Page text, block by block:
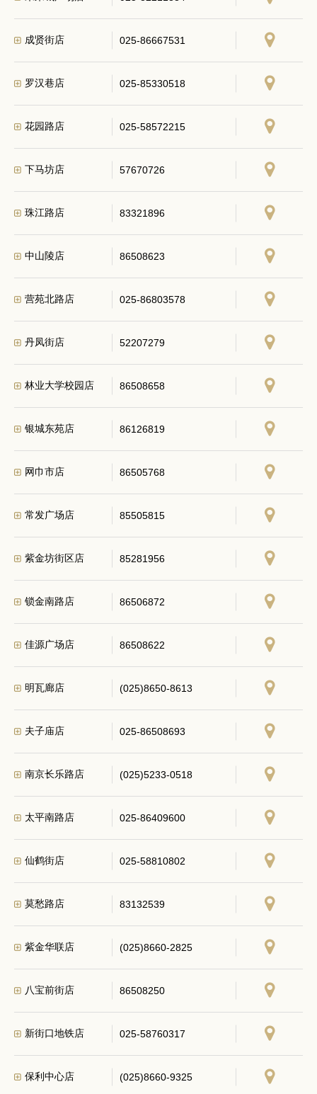
成贤街店 025-86667531
罗汉巷店 025-85330518
花园路店 025-58572215
下马坊店 57670726
珠江路店 83321896
中山陵店 86508623
营苑北路店 025-86803578
丹凤街店 52207279
林业大学校园店 86508658
银城东苑店 86126819
网巾市店 86505768
常发广场店 85505815
紫金坊街区店 85281956
锁金南路店 86506872
佳源广场店 86508622
明瓦廊店 (025)8650-8613
夫子庙店 025-86508693
南京长乐路店 (025)5233-0518
太平南路店 025-86409600
仙鹤街店 025-58810802
莫愁路店 83132539
紫金华联店 (025)8660-2825
八宝前街店 86508250
新街口地铁店 025-58760317
保利中心店 (025)8660-9325